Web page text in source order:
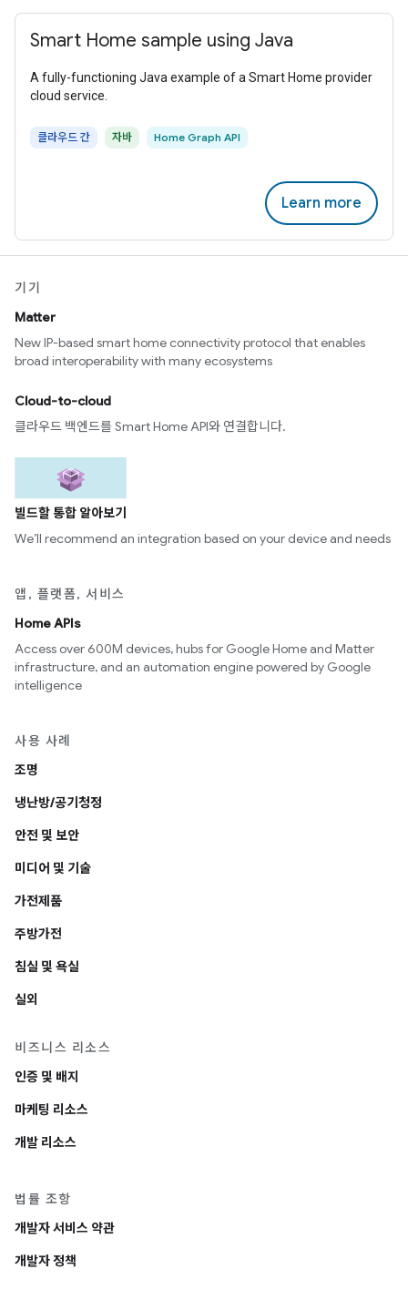
Smart Home sample using Java
A fully-functioning Java example of a Smart Home provider
cloud service.
클라우드 간 자바 Home Graph API
Learn more
기기
Matter
New IP-based smart home connectivity protocol that enables
broad interoperability with many ecosystems
Cloud-to-cloud
클라우드 백엔드를 Smart Home API와 연결합니다.
빌드할 통합 알아보기
We’ll recommend an integration based on your device and needs
앱, 플랫폼, 서비스
Home APIs
Access over 600M devices, hubs for Google Home and Matter
infrastructure, and an automation engine powered by Google
intelligence
사용 사례
조명
냉난방/공기청정
안전 및 보안
미디어 및 기술
가전제품
주방가전
침실 및 욕실
실외
비즈니스 리소스
인증 및 배지
마케팅 리소스
개발 리소스
법률 조항
개발자 서비스 약관
개발자 정책